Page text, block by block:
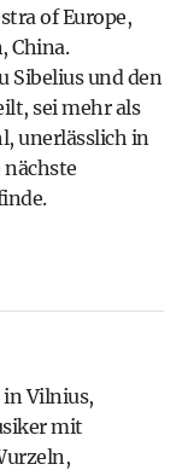
of Europe,
China.
Sibelius und den
sei mehr als
unerlässlich in
nächste
in Vilnius,
mit